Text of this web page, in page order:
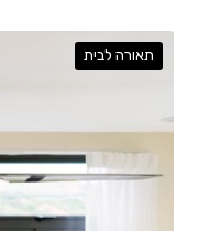
תאורה לבית